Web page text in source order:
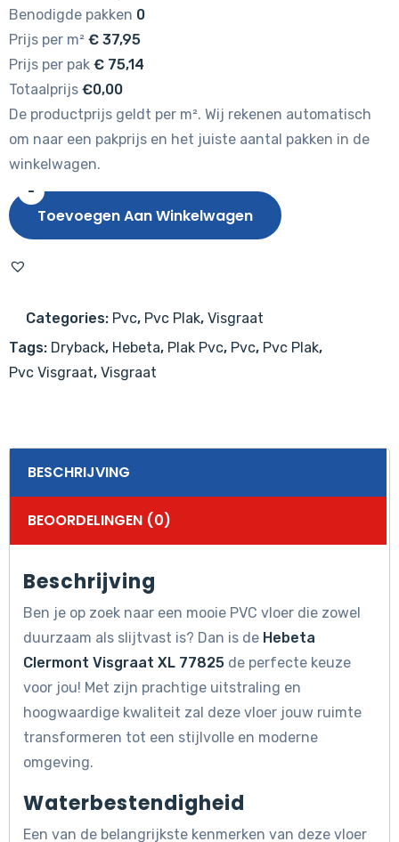
Benodigde pakken 0
Prijs per m² € 37,95
Prijs per pak € 75,14
Totaalprijs €0,00
De productprijs geldt per m². Wij rekenen automatisch
om naar een pakprijs en het juiste aantal pakken in de
winkelwagen.
-
Hebeta
Clermont
XL
aantal
Toevoegen Aan Winkelwagen
Categories: Pvc, Pvc Plak, Visgraat
Tags: Dryback, Hebeta, Plak Pvc, Pvc, Pvc Plak,
Pvc Visgraat, Visgraat
BESCHRIJVING
BEOORDELINGEN (0)
Beschrijving
Ben je op zoek naar een mooie PVC vloer die zowel
duurzaam als slijtvast is? Dan is de Hebeta
Clermont Visgraat XL 77825 de perfecte keuze
voor jou! Met zijn prachtige uitstraling en
hoogwaardige kwaliteit zal deze vloer jouw ruimte
transformeren tot een stijlvolle en moderne
omgeving.
Waterbestendigheid
Een van de belangrijkste kenmerken van deze vloer